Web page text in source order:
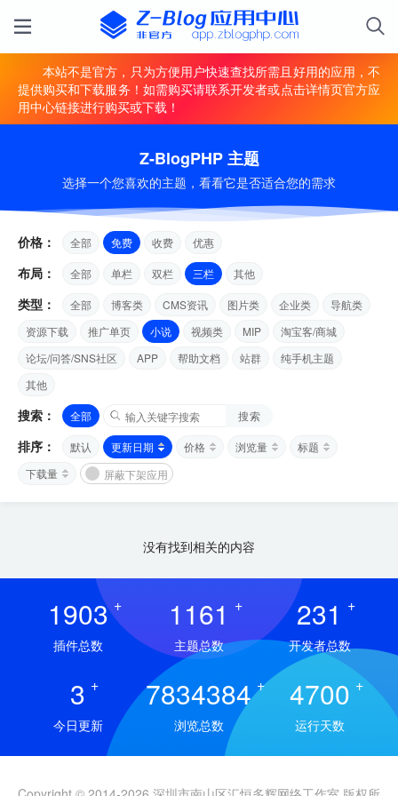
本站不是官方，只为方便用户快速查找所需且好用的应用，不
提供购买和下载服务！如需购买请联系开发者或点击详情页官方应
用中心链接进行购买或下载！
Z-BlogPHP 主题
选择一个您喜欢的主题，看看它是否适合您的需求
价格： 全部 免费 收费 优惠
布局： 全部 单栏 双栏 三栏 其他
类型： 全部 博客类 CMS资讯 图片类 企业类
导航类
资源下载
推广单页 小说 视频类 MIP
淘宝客/商城
论坛/问答/SNS社区
APP 帮助文档 站群
纯手机主题
其他
搜索： 全部 搜索
排序： 默认 更新日期 价格 浏览量
标题
下载量
屏蔽下架应用
没有找到相关的内容
1903 +
插件总数
1161 +
主题总数
231 +
开发者总数
3 +
今日更新
7834384 +
浏览总数
4700 +
运行天数